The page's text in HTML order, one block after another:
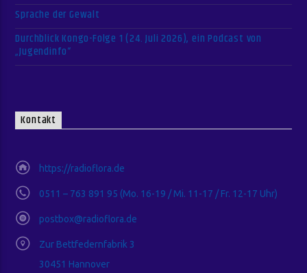
Sprache der Gewalt
Durchblick Kongo-Folge 1 (24. Juli 2026), ein Podcast von
„Jugendinfo“
Kontakt
https://radioflora.de
0511 – 763 891 95 (Mo. 16-19 / Mi. 11-17 / Fr. 12-17 Uhr)
postbox@radioflora.de
Zur Bettfedernfabrik 3
30451 Hannover